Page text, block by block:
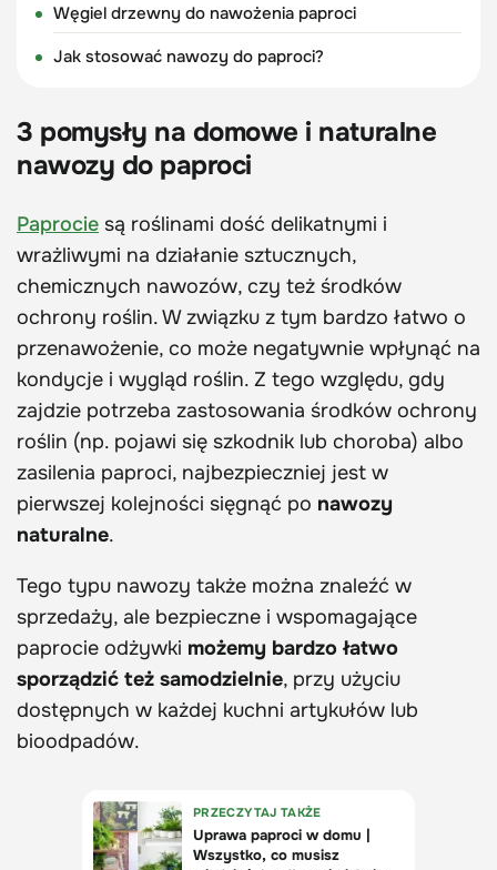
Węgiel drzewny do nawożenia paproci
Jak stosować nawozy do paproci?
3 pomysły na domowe i naturalne
nawozy do paproci
Paprocie są roślinami dość delikatnymi i
wrażliwymi na działanie sztucznych,
chemicznych nawozów, czy też środków
ochrony roślin. W związku z tym bardzo łatwo o
przenawożenie, co może negatywnie wpłynąć na
kondycje i wygląd roślin. Z tego względu, gdy
zajdzie potrzeba zastosowania środków ochrony
roślin (np. pojawi się szkodnik lub choroba) albo
zasilenia paproci, najbezpieczniej jest w
pierwszej kolejności sięgnąć po nawozy
naturalne.
Tego typu nawozy także można znaleźć w
sprzedaży, ale bezpieczne i wspomagające
paprocie odżywki możemy bardzo łatwo
sporządzić też samodzielnie, przy użyciu
dostępnych w każdej kuchni artykułów lub
bioodpadów.